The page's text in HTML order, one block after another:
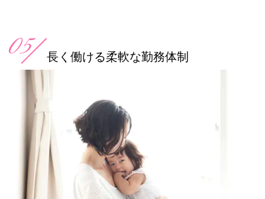
長く働ける柔軟な勤務体制